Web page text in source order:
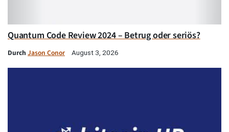
Quantum Code Review 2024 – Betrug oder seriös?
Durch Jason Conor August 3, 2026